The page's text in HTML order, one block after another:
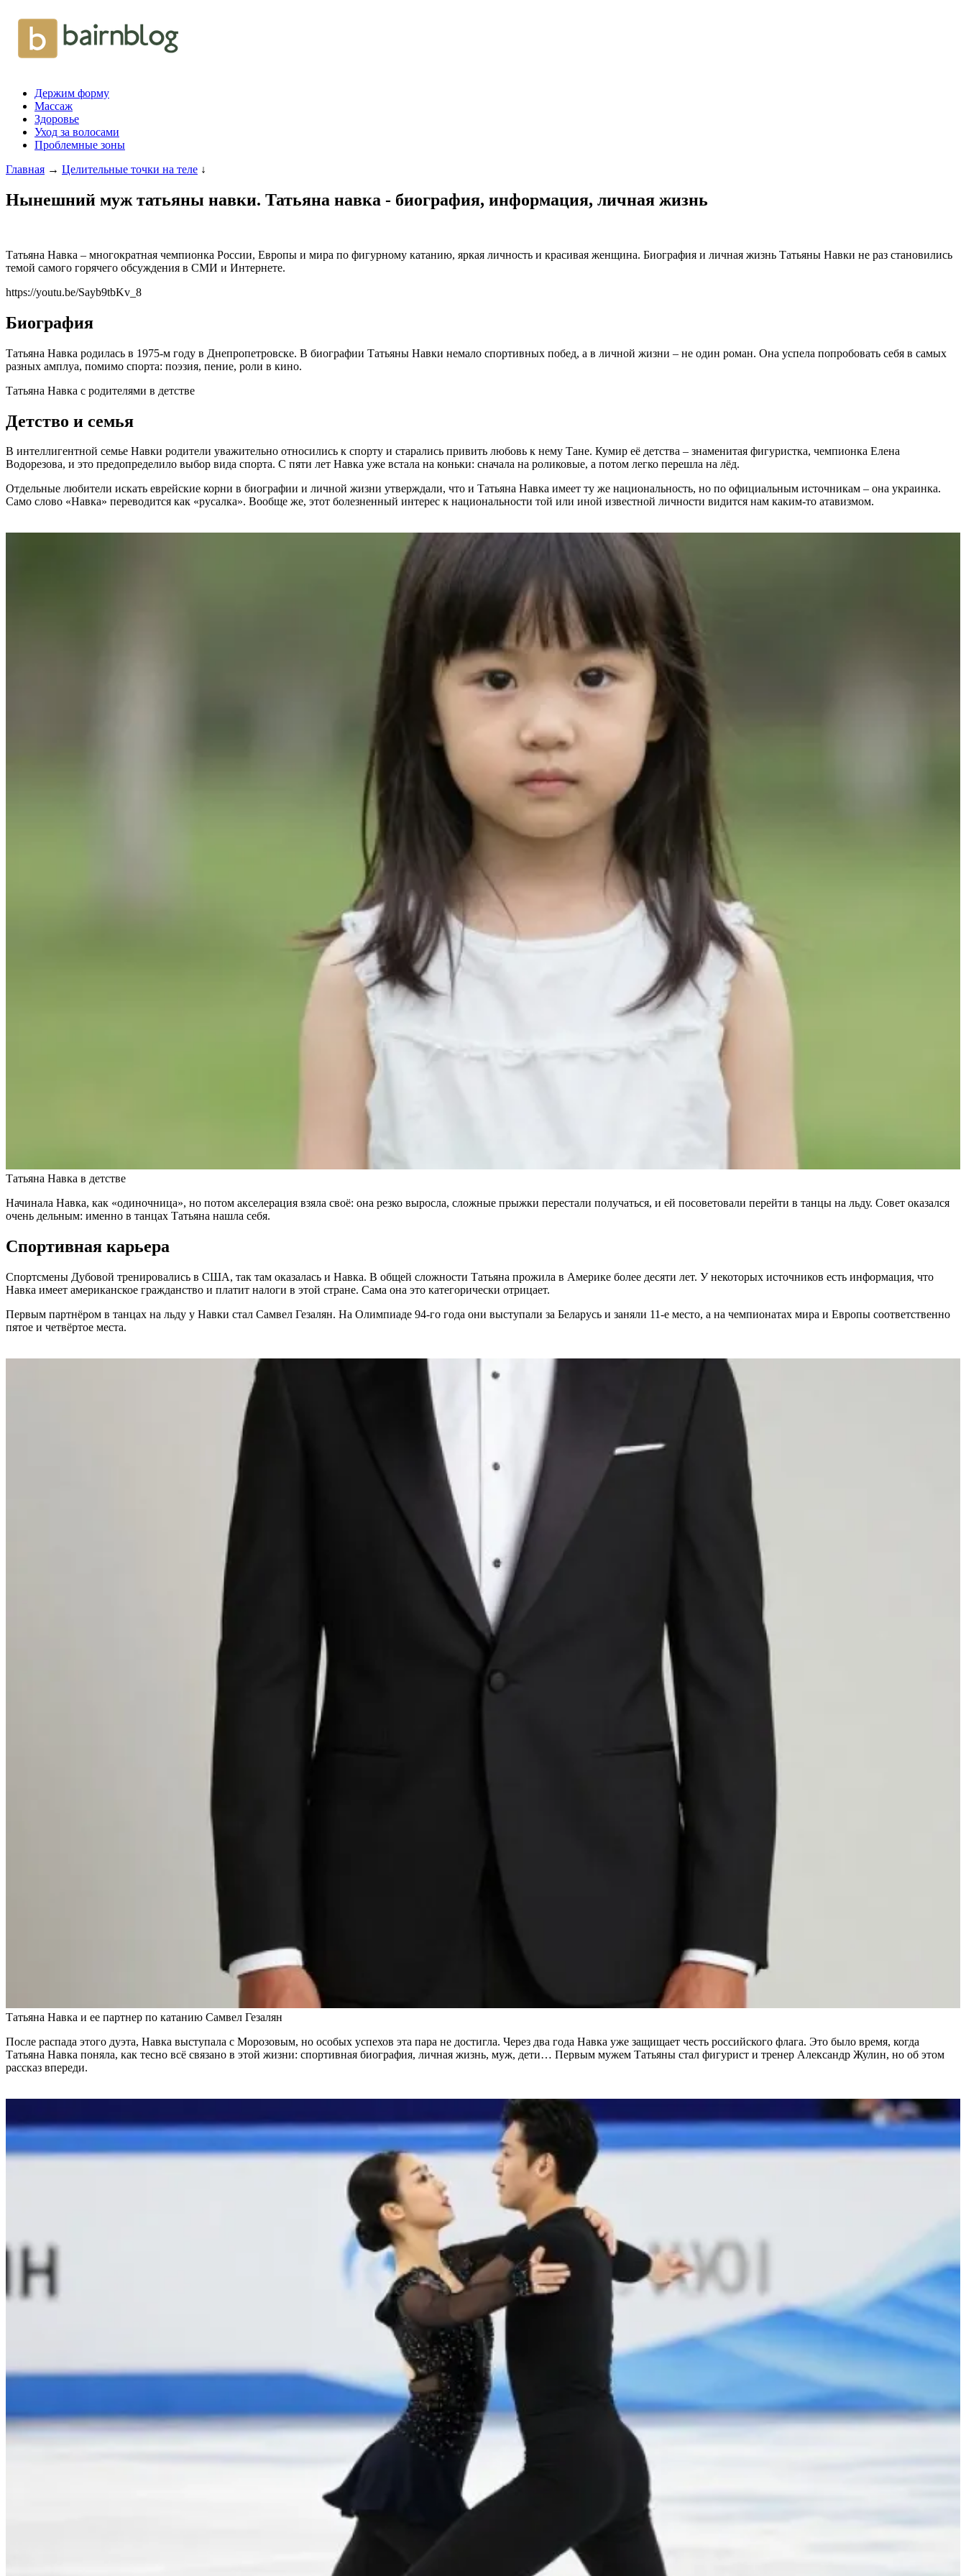
Держим форму
Массаж
Здоровье
Уход за волосами
Проблемные зоны
Главная → Целительные точки на теле ↓
Нынешний муж татьяны навки. Татьяна навка - биография, информация, личная жизнь
Татьяна Навка – многократная чемпионка России, Европы и мира по фигурному катанию, яркая личность и красивая женщина. Биография и личная жизнь Татьяны Навки не раз становились
темой самого горячего обсуждения в СМИ и Интернете.
https://youtu.be/Sayb9tbKv_8
Биография
Татьяна Навка родилась в 1975-м году в Днепропетровске. В биографии Татьяны Навки немало спортивных побед, а в личной жизни – не один роман. Она успела попробовать себя в самых
разных амплуа, помимо спорта: поэзия, пение, роли в кино.
Татьяна Навка с родителями в детстве
Детство и семья
В интеллигентной семье Навки родители уважительно относились к спорту и старались привить любовь к нему Тане. Кумир её детства – знаменитая фигуристка, чемпионка Елена
Водорезова, и это предопределило выбор вида спорта. С пяти лет Навка уже встала на коньки: сначала на роликовые, а потом легко перешла на лёд.
Отдельные любители искать еврейские корни в биографии и личной жизни утверждали, что и Татьяна Навка имеет ту же национальность, но по официальным источникам – она украинка.
Само слово «Навка» переводится как «русалка». Вообще же, этот болезненный интерес к национальности той или иной известной личности видится нам каким-то атавизмом.
Татьяна Навка в детстве
Начинала Навка, как «одиночница», но потом акселерация взяла своё: она резко выросла, сложные прыжки перестали получаться, и ей посоветовали перейти в танцы на льду. Совет оказался
очень дельным: именно в танцах Татьяна нашла себя.
Спортивная карьера
Спортсмены Дубовой тренировались в США, так там оказалась и Навка. В общей сложности Татьяна прожила в Америке более десяти лет. У некоторых источников есть информация, что
Навка имеет американское гражданство и платит налоги в этой стране. Сама она это категорически отрицает.
Первым партнёром в танцах на льду у Навки стал Самвел Гезалян. На Олимпиаде 94-го года они выступали за Беларусь и заняли 11-е место, а на чемпионатах мира и Европы соответственно
пятое и четвёртое места.
Татьяна Навка и ее партнер по катанию Самвел Гезалян
После распада этого дуэта, Навка выступала с Морозовым, но особых успехов эта пара не достигла. Через два года Навка уже защищает честь российского флага. Это было время, когда
Татьяна Навка поняла, как тесно всё связано в этой жизни: спортивная биография, личная жизнь, муж, дети… Первым мужем Татьяны стал фигурист и тренер Александр Жулин, но об этом
рассказ впереди.